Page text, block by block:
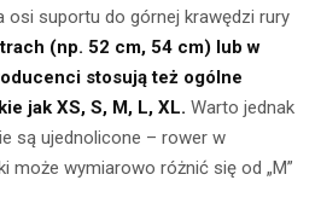
osi suportu do górnej krawędzi rury
(np. 52 cm, 54 cm) lub w
stosują też ogólne
jak XS, S, M, L, XL. Warto jednak
są ujednolicone – rower w
może wymiarowo różnić się od „M”